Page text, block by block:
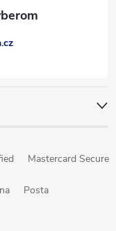
Mastercard Secure
Posta